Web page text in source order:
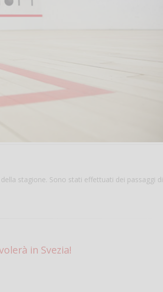
stagione. Sono stati effettuati dei passaggi di
in Svezia!